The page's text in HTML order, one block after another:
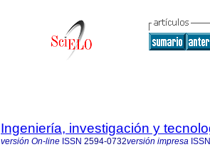
Ingeniería, investigación y
versión On-line ISSN 2594-0732versión impresa ISSN